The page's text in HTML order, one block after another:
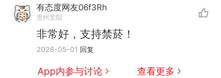
有态度网友06f3Rh
贵州贵阳
非常好，支持禁菸！
2026-05-01 回复
App内参与讨论 查看更多
那个在床头放菜刀的女孩，
因老师一句“跟我回家”改写了
人生
新 费大厨“全国小炒肉大王”称
号，仅凭视频评出？中国烹饪
协会回应
笔试第一被第二名传话劝弃考